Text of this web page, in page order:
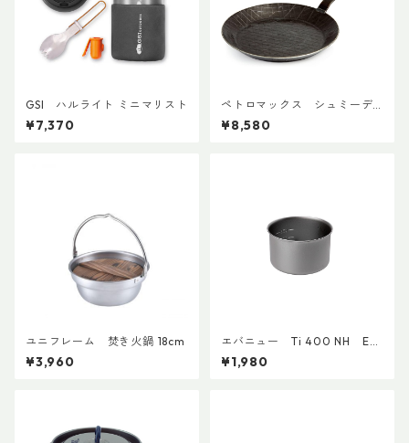
GSI ハルライト ミニマリスト
¥7,370
ペトロマックス シュミーデ
アイゼンフライパン sp24
¥8,580
ユニフレーム 焚き火鍋 18cm
¥3,960
エバニュー Ti 400 NH EC
A625
¥1,980